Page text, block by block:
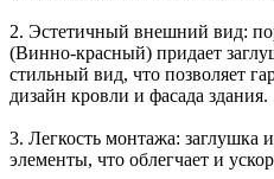
2. Эстетичный внешний вид:
(Винно-красный) придает
стильный вид, что позволяет
дизайн кровли и фасада здания.
3. Легкость монтажа: заглушка
элементы, что облегчает и